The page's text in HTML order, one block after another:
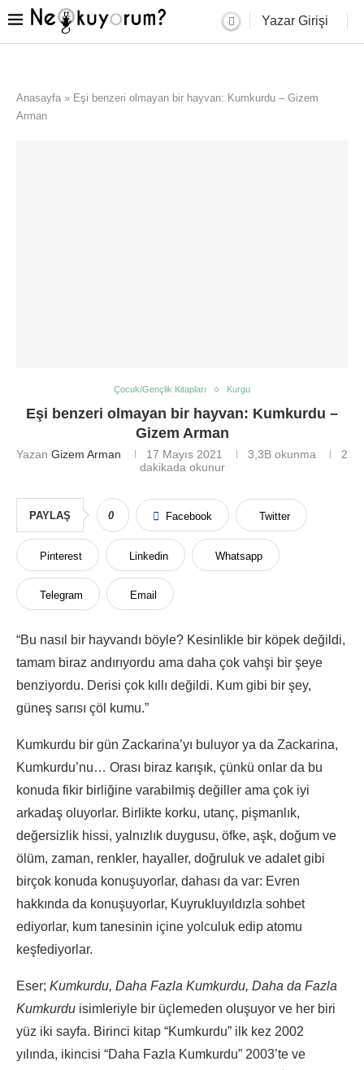
Yazar Girişi
Anasayfa » Eşi benzeri olmayan bir hayvan: Kumkurdu – Gizem
Arman
Çocuk/Gençlik Kitapları Kurgu
Eşi benzeri olmayan bir hayvan: Kumkurdu –
Gizem Arman
Yazan Gizem Arman 17 Mayıs 2021 3,3B okunma
2
dakikada okunur
PAYLAŞ 0 Facebook Twitter
Pinterest Linkedin Whatsapp
Telegram Email
“Bu nasıl bir hayvandı böyle? Kesinlikle bir köpek değildi,
tamam biraz andırıyordu ama daha çok vahşi bir şeye
benziyordu. Derisi çok kıllı değildi. Kum gibi bir şey,
güneş sarısı çöl kumu.”
Kumkurdu bir gün Zackarina’yı buluyor ya da Zackarina,
Kumkurdu’nu… Orası biraz karışık, çünkü onlar da bu
konuda fikir birliğine varabilmiş değiller ama çok iyi
arkadaş oluyorlar. Birlikte korku, utanç, pişmanlık,
değersizlik hissi, yalnızlık duygusu, öfke, aşk, doğum ve
ölüm, zaman, renkler, hayaller, doğruluk ve adalet gibi
birçok konuda konuşuyorlar, dahası da var: Evren
hakkında da konuşuyorlar, Kuyrukluyıldızla sohbet
ediyorlar, kum tanesinin içine yolculuk edip atomu
keşfediyorlar.
Eser; Kumkurdu, Daha Fazla Kumkurdu, Daha da Fazla
Kumkurdu isimleriyle bir üçlemeden oluşuyor ve her biri
yüz iki sayfa. Birinci kitap “Kumkurdu” ilk kez 2002
yılında, ikincisi “Daha Fazla Kumkurdu” 2003’te ve